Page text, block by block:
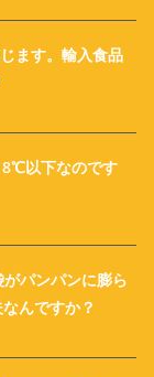
ます。輸入食品
以下なのです
パンパンに膨ら
んですか？